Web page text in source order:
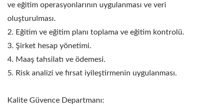
ve eğitim operasyonlarının uygulanması ve veri
oluşturulması.
2. Eğitim ve eğitim planı toplama ve eğitim kontrolü.
3. Şirket hesap yönetimi.
4. Maaş tahsilatı ve ödemesi.
5. Risk analizi ve fırsat iyileştirmenin uygulanması.
Kalite Güvence Departmanı: